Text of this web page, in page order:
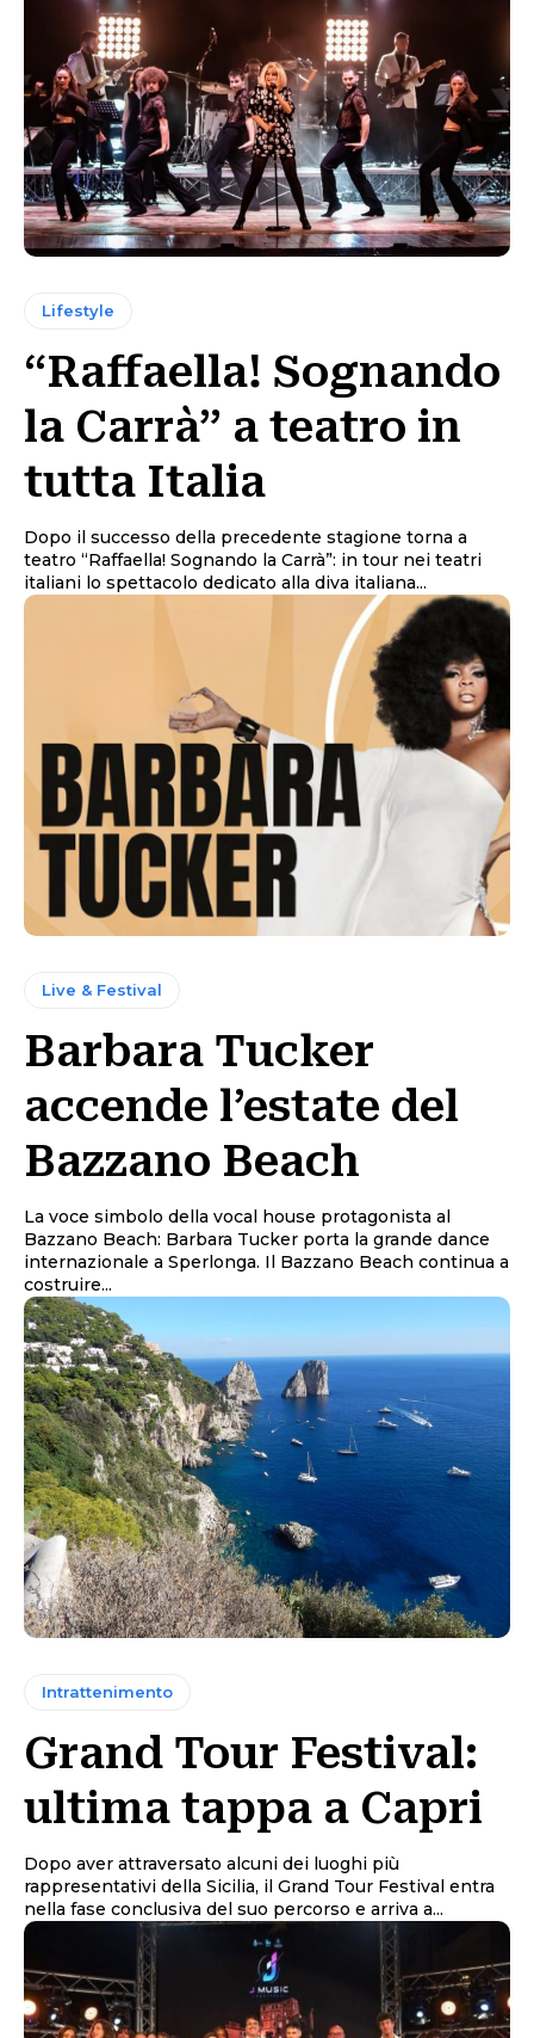
Lifestyle
“Raffaella! Sognando
la Carrà” a teatro in
tutta Italia
Dopo il successo della precedente stagione torna a
teatro “Raffaella! Sognando la Carrà”: in tour nei teatri
italiani lo spettacolo dedicato alla diva italiana...
Live & Festival
Barbara Tucker
accende l’estate del
Bazzano Beach
La voce simbolo della vocal house protagonista al
Bazzano Beach: Barbara Tucker porta la grande dance
internazionale a Sperlonga. Il Bazzano Beach continua a
costruire...
Intrattenimento
Grand Tour Festival:
ultima tappa a Capri
Dopo aver attraversato alcuni dei luoghi più
rappresentativi della Sicilia, il Grand Tour Festival entra
nella fase conclusiva del suo percorso e arriva a...